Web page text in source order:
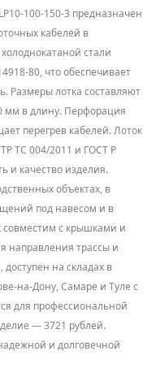
100-150-3 предназначен
кабелей в
стали
80, что обеспечивает
Размеры лотка составляют
мм в длину. Перфорация
перегрев кабелей. Лоток
ТР ТС 004/2011 и ГОСТ Р
и качество изделия.
объектах, в
под навесом и в
с крышками и
направления трассы и
на складах в
на-Дону, Самаре и Туле с
для профессиональной
— 3721 рублей.
и долговечной